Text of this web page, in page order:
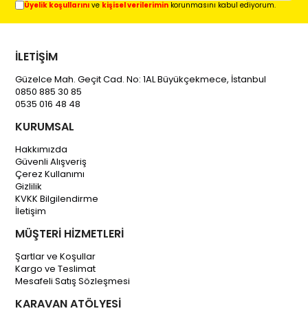
Üyelik koşullarını ve kişisel verilerimin korunmasını kabul ediyorum.
İLETİŞİM
Güzelce Mah. Geçit Cad. No: 1AL Büyükçekmece, İstanbul
0850 885 30 85
0535 016 48 48
KURUMSAL
Hakkımızda
Güvenli Alışveriş
Çerez Kullanımı
Gizlilik
KVKK Bilgilendirme
İletişim
MÜŞTERİ HİZMETLERİ
Şartlar ve Koşullar
Kargo ve Teslimat
Mesafeli Satış Sözleşmesi
KARAVAN ATÖLYESİ